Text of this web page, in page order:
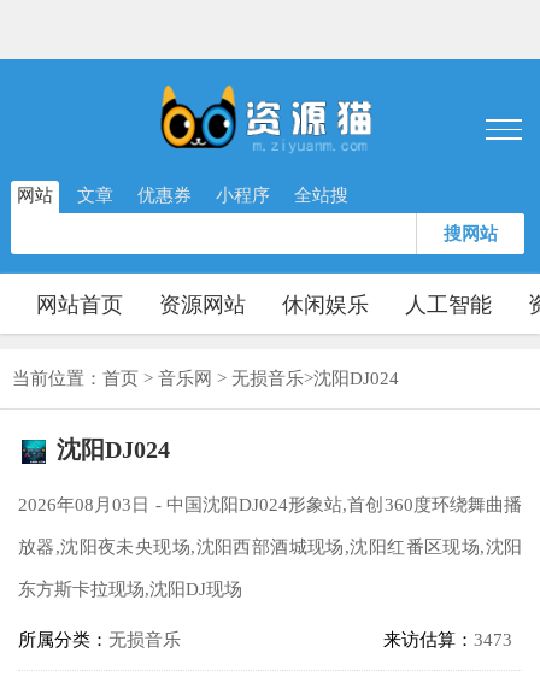
网站 文章 优惠券 小程序 全站搜
搜网站
网站首页 资源网站 休闲娱乐 人工智能
当前位置： 首页 > 音乐网 > 无损音乐>沈阳DJ024
沈阳DJ024
2026年08月03日 - 中国沈阳DJ024形象站,首创360度环绕舞曲播
放器,沈阳夜未央现场,沈阳西部酒城现场,沈阳红番区现场,沈阳
东方斯卡拉现场,沈阳DJ现场
所属分类： 无损音乐 来访估算： 3473